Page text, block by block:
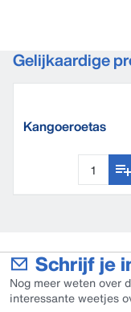
Gelijkaardige
Kangoeroetas
Schrijf je
Nog meer weten over
interessante weetjes